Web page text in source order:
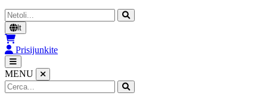
Cerca
lt
Prisijunkite
MENU